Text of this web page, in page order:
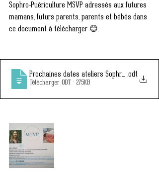
Sophro-Puériculture MSVP adressés aux futures
mamans, futurs parents, parents et bébés dans
ce document à télécharger 😊.
Prochaines dates ateliers SophroPuer
.odt
Télécharger ODT • 275KB